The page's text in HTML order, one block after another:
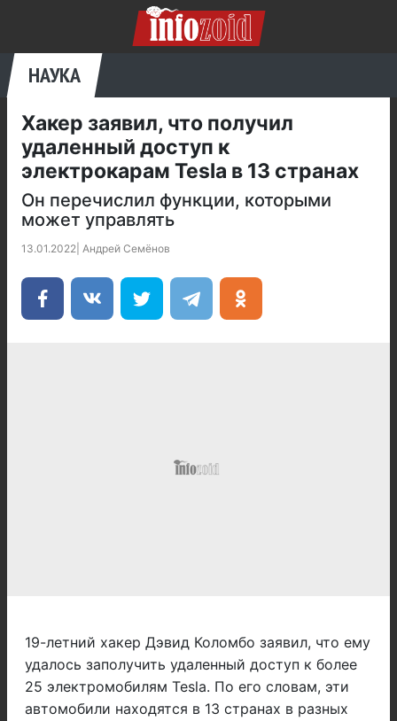
НАУКА
Хакер заявил, что получил
удаленный доступ к
электрокарам Tesla в 13 странах
Он перечислил функции, которыми
может управлять
13.01.2022 Андрей Семёнов
19-летний хакер Дэвид Коломбо заявил, что ему
удалось заполучить удаленный доступ к более
25 электромобилям Tesla. По его словам, эти
автомобили находятся в 13 странах в разных